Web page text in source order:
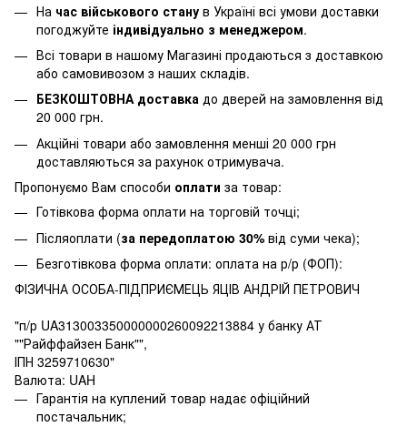
На час військового стану в Україні всі умови доставки
погоджуйте індивідуально з менеджером.
Всі товари в нашому Магазині продаються з доставкою
або самовивозом з наших складів.
БЕЗКОШТОВНА доставка до дверей на замовлення від
20 000 грн.
Акційні товари або замовлення менші 20 000 грн
доставляються за рахунок отримувача.
Пропонуємо Вам способи оплати за товар:
Готівкова форма оплати на торговій точці;
Післяоплати (за передоплатою 30% від суми чека);
Безготівкова форма оплати: оплата на р/р (ФОП):
ФІЗИЧНА ОСОБА-ПІДПРИЄМЕЦЬ ЯЦІВ АНДРІЙ ПЕТРОВИЧ
"п/р UA313003350000000260092213884 у банку АТ
""Райффайзен Банк"",
ІПН 3259710630"
Валюта: UAH
Гарантія на куплений товар надає офіційний
постачальник;